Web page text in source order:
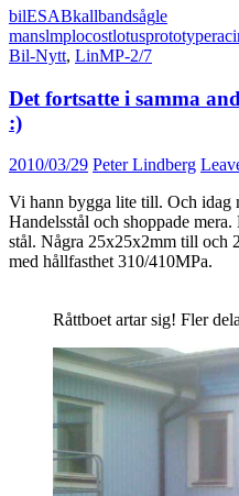
bilESABkallbandsågle
manslmplocostlotusprototype
Bil-Nytt, LinMP-2/7
Det fortsatte i samma
:)
2010/03/29 Peter Lindberg
Vi hann bygga lite till. Och idag
Handelsstål och shoppade
stål. Några 25x25x2mm till och
med hållfasthet 310/410MPa.
Råttboet artar sig! Fler